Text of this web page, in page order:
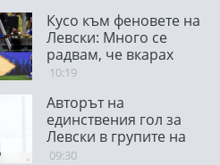
Кусо към феновете на
Левски: Много се
радвам, че вкарах
първия си гол с
10:19
Авторът на
единствения гол за
Левски в групите на
ШЛ сложи край на
09:30